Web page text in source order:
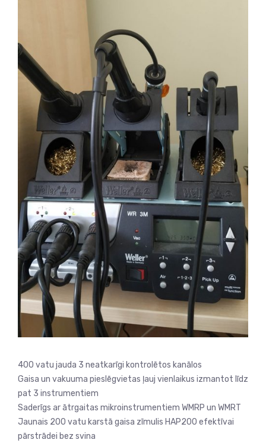
400 vatu jauda 3 neatkarīgi kontrolētos kanālos
Gaisa un vakuuma pieslēgvietas ļauj vienlaikus izmantot līdz
pat 3 instrumentiem
Saderīgs ar ātrgaitas mikroinstrumentiem WMRP un WMRT
Jaunais 200 vatu karstā gaisa zīmulis HAP200 efektīvai
pārstrādei bez svina